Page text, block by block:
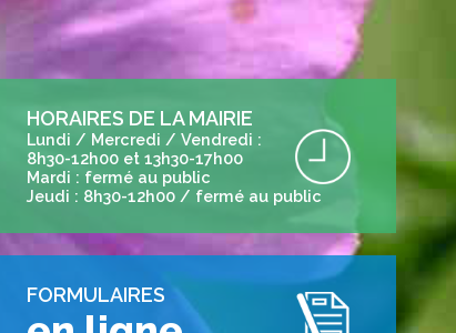
HORAIRES DE LA MAIRIE
Lundi / Mercredi / Vendredi :
8h30-12h00 et 13h30-17h00
Mardi : fermé au public
Jeudi : 8h30-12h00 / fermé au public
FORMULAIRES